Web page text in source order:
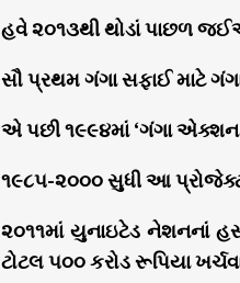
હવે ૨૦૧૩થી થોડાં પાછળ
સૌ પ્રથમ ગંગા સફાઈ માટે
એ પછી ૧૯૯૪માં ‘ગંગા એક્શન
૧૯૮૫-૨૦૦૦ સુધી આ
૨૦૧૧માં યુનાઇટેડ નેશનનાં
ટોટલ ૫૦૦ કરોડ રૂપિયા